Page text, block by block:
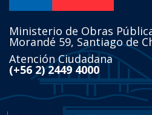
Concursos de Personal
Agua y recursos hídricos
Concesiones
Contratistas y consultores
Aeropuertos